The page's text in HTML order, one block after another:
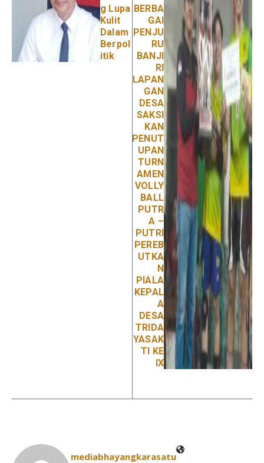
g Lupa
Kulit
Dalam
Berpol
itik
BERBA
GAI
PENJU
RU
BANJI
RI
LAPAN
GAN
DESA
SAKSI
KAN
PENUT
UPAN
TURN
AMEN
VOLLY
BALL
PUTR
A –
PUTRI
PEREB
UTKA
N
PIALA
KEPAL
A
DESA
TRIDA
YASAK
TI KE
IX
mediabhayangkarasatu